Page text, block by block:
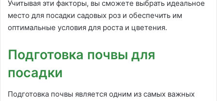
Учитывая эти факторы, вы сможете выбрать идеальное
место для посадки садовых роз и обеспечить им
оптимальные условия для роста и цветения.
Подготовка почвы для
посадки
Подготовка почвы является одним из самых важных